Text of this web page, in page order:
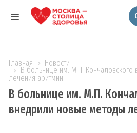
Главная Новости
В больнице им. М.П.
лечения аритмии
В больнице им. М.П.
внедрили новые методы